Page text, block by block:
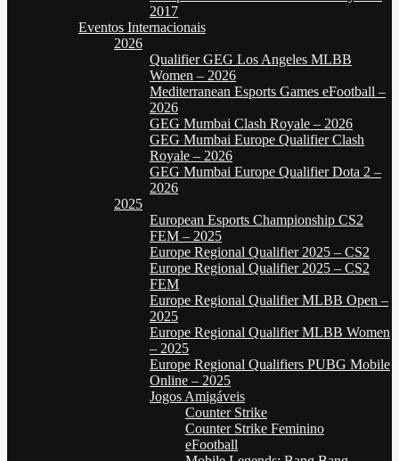
2017
Eventos Internacionais
2026
Qualifier GEG Los Angeles MLBB
Women – 2026
Mediterranean Esports Games eFootball –
2026
GEG Mumbai Clash Royale – 2026
GEG Mumbai Europe Qualifier Clash
Royale – 2026
GEG Mumbai Europe Qualifier Dota 2 –
2026
2025
European Esports Championship CS2
FEM – 2025
Europe Regional Qualifier 2025 – CS2
Europe Regional Qualifier 2025 – CS2
FEM
Europe Regional Qualifier MLBB Open –
2025
Europe Regional Qualifier MLBB Women
– 2025
Europe Regional Qualifiers PUBG Mobile
Online – 2025
Jogos Amigáveis
Counter Strike
Counter Strike Feminino
eFootball